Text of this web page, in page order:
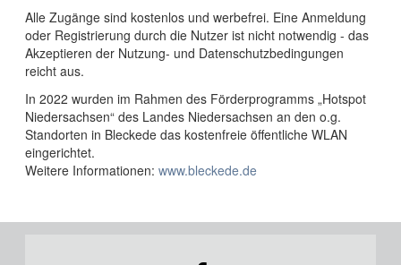
Alle Zugänge sind kostenlos und werbefrei. Eine Anmeldung
oder Registrierung durch die Nutzer ist nicht notwendig - das
Akzeptieren der Nutzung- und Datenschutzbedingungen
reicht aus.
In 2022 wurden im Rahmen des Förderprogramms „Hotspot
Niedersachsen“ des Landes Niedersachsen an den o.g.
Standorten in Bleckede das kostenfreie öffentliche WLAN
eingerichtet.
Weitere Informationen: www.bleckede.de